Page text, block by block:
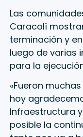
Las
Caracolí
terminación y
luego de varias
para la
«Fueron
hoy
Infraestructura
posible la